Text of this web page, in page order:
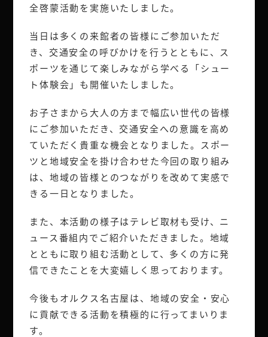
全啓蒙活動を実施いたしました。
当日は多くの来館者の皆様にご参加いただ
き、交通安全の呼びかけを行うとともに、ス
ポーツを通じて楽しみながら学べる「シュー
ト体験会」も開催いたしました。
お子さまから大人の方まで幅広い世代の皆様
にご参加いただき、交通安全への意識を高め
ていただく貴重な機会となりました。スポー
ツと地域安全を掛け合わせた今回の取り組み
は、地域の皆様とのつながりを改めて実感で
きる一日となりました。
また、本活動の様子はテレビ取材も受け、ニ
ュース番組内でご紹介いただきました。地域
とともに取り組む活動として、多くの方に発
信できたことを大変嬉しく思っております。
今後もオルクス名古屋は、地域の安全・安心
に貢献できる活動を積極的に行ってまいりま
す。